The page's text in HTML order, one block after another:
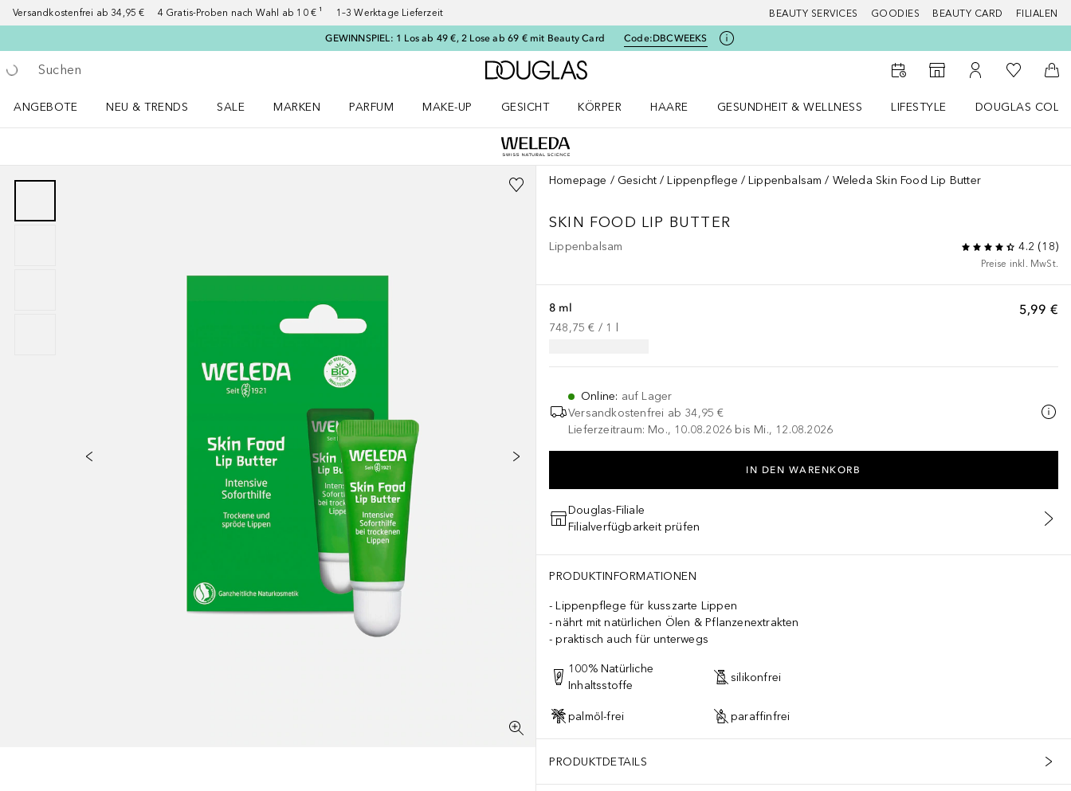
Versandkostenfrei ab 34,95 € 4 Gratis-Proben nach Wahl ab 10 € ¹ 1–3 Werktage Lieferzeit BEAUTY SERVICES GOODIES BEAUTY CARD FILIALEN
GEWINNSPIEL: 1 Los ab 49 €, 2 Lose ab 69 € mit Beauty Card Code:DBCWEEKS
Gehe zurück
Suche ausführen
Zur Douglas Startseite
Zum Storefinder
Zu Meinem
Zu Meiner
ANGEBOTE
NEU & TRENDS
SALE
MARKEN
PARFUM
MAKE-UP
GESICHT
KÖRPER
HAARE
GESUNDHEIT & WELLNESS
LIFESTYLE
DOUGLAS
Homepage Gesicht Lippenpflege Lippenbalsam Weleda Skin Food Lip Butter
SKIN FOOD LIP BUTTER
Lippenbalsam 4.2 (18)
Preise inkl. MwSt.
5,99 €
8 ml
748,75 € / 1
Online: auf Lager
Versandkostenfrei ab 34,95 €
Lieferzeitraum: Mo., 10.08.2026 bis Mi., 12.08.2026
IN DEN WARENKORB
Douglas-Filiale
Filialverfügbarkeit prüfen
PRODUKTINFORMATIONEN
Lippenpflege für kusszarte Lippen
nährt mit natürlichen Ölen & Pflanzenextrakten
praktisch auch für unterwegs
100% Natürliche
Inhaltsstoffe
silikonfrei
palmöl-frei paraffinfrei
PRODUKTDETAILS